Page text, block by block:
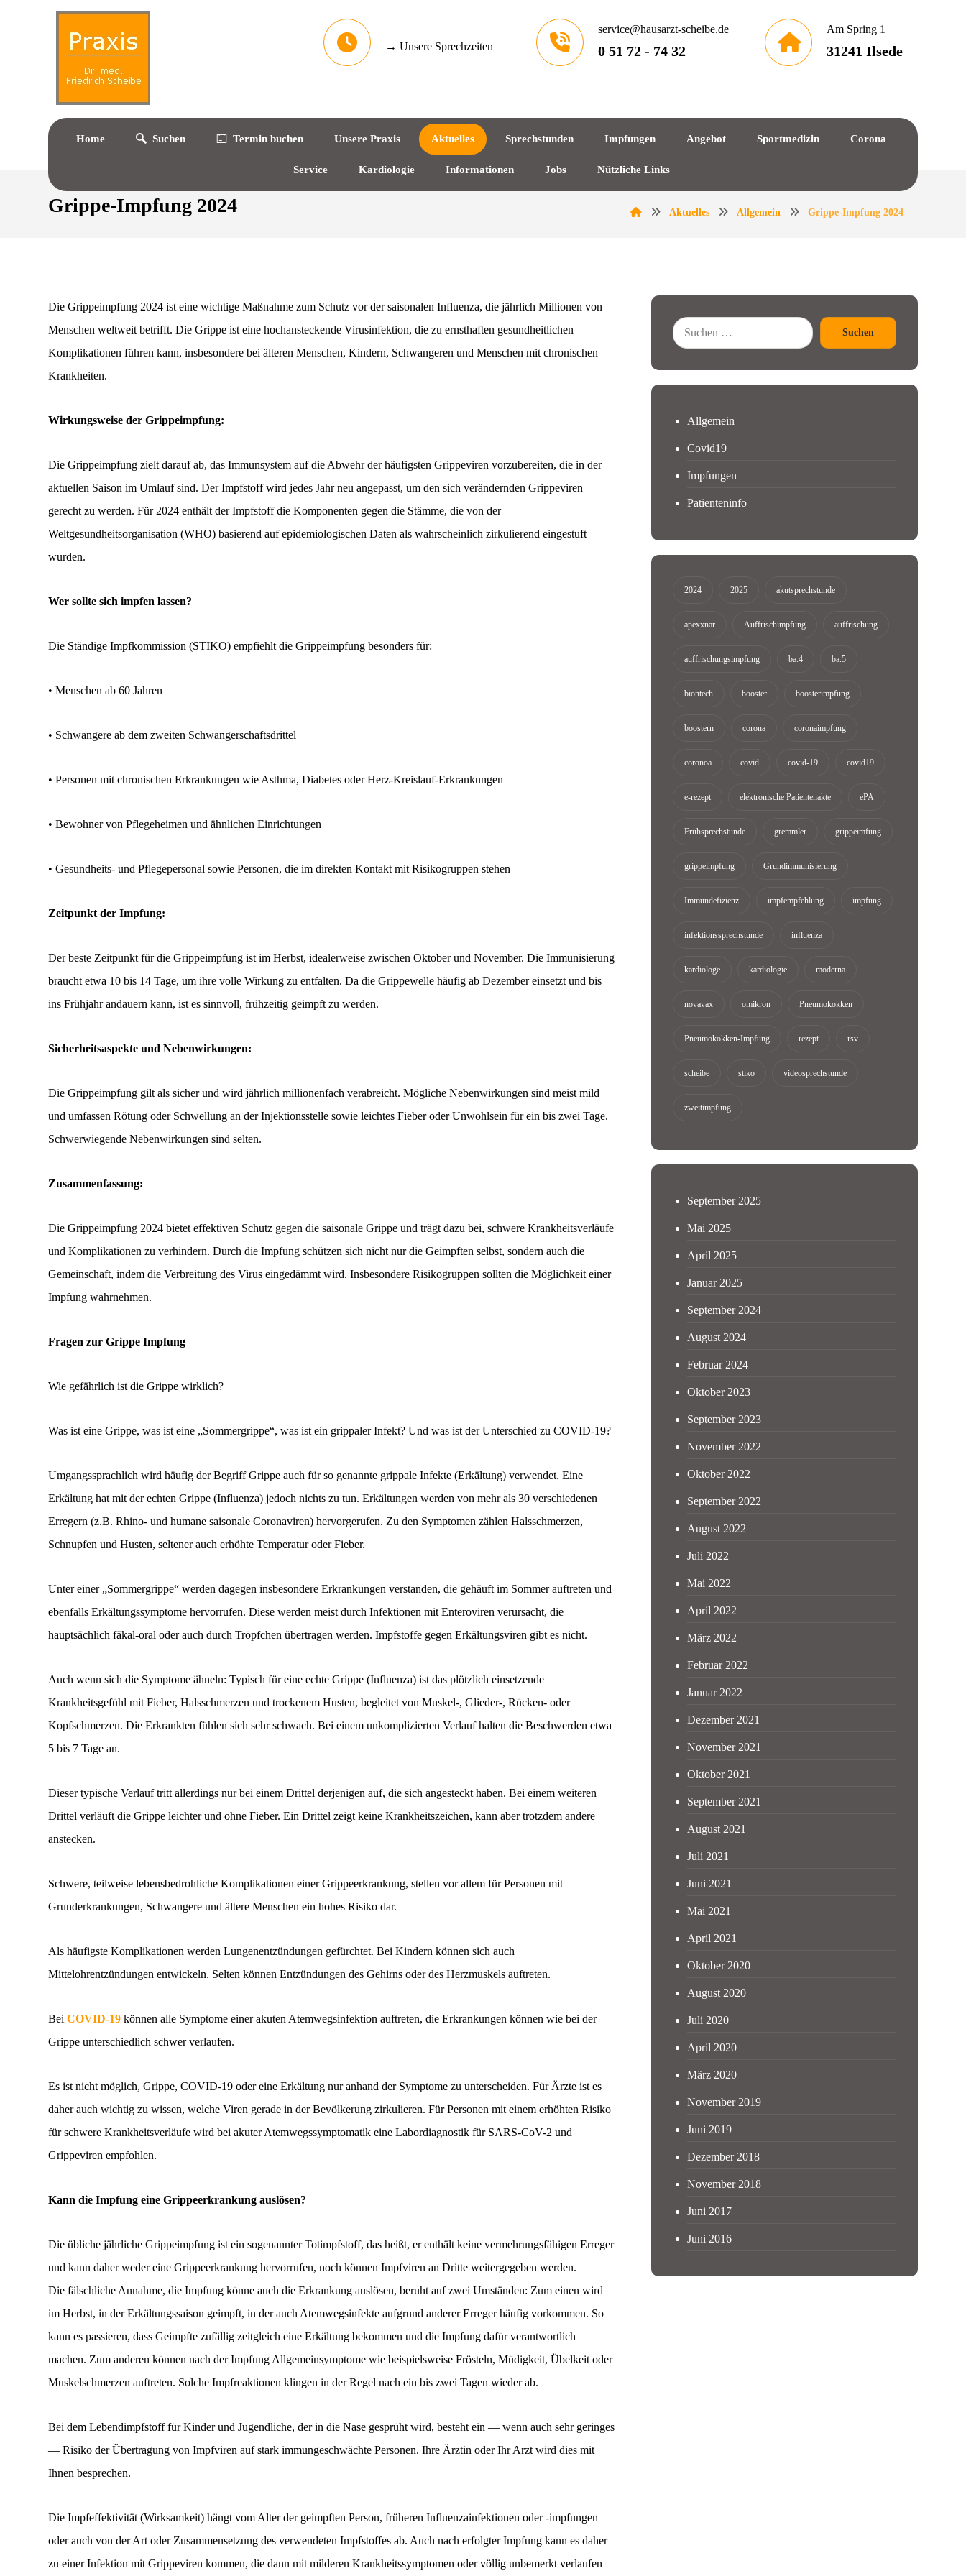
Am Spring 1
31241 Ilsede
service@hausarzt-scheibe.de
0 51 72 - 74 32
→ Unsere Sprechzeiten
Home Suchen Termin buchen Unsere Praxis Aktuelles Sprechstunden Impfungen Angebot Sportmedizin Corona
Service Kardiologie Informationen Jobs Nützliche Links
Grippe-Impfung 2024 Aktuelles Allgemein Grippe-Impfung 2024
Die Grippeimpfung 2024 ist eine wichtige Maßnahme zum Schutz vor der saisonalen Influenza, die jährlich Millionen von
Menschen weltweit betrifft. Die Grippe ist eine hochansteckende Virusinfektion, die zu ernsthaften gesundheitlichen
Komplikationen führen kann, insbesondere bei älteren Menschen, Kindern, Schwangeren und Menschen mit chronischen
Krankheiten.
Wirkungsweise der Grippeimpfung:
Die Grippeimpfung zielt darauf ab, das Immunsystem auf die Abwehr der häufigsten Grippeviren vorzubereiten, die in der
aktuellen Saison im Umlauf sind. Der Impfstoff wird jedes Jahr neu angepasst, um den sich verändernden Grippeviren
gerecht zu werden. Für 2024 enthält der Impfstoff die Komponenten gegen die Stämme, die von der
Weltgesundheitsorganisation (WHO) basierend auf epidemiologischen Daten als wahrscheinlich zirkulierend eingestuft
wurden.
Wer sollte sich impfen lassen?
Die Ständige Impfkommission (STIKO) empfiehlt die Grippeimpfung besonders für:
• Menschen ab 60 Jahren
• Schwangere ab dem zweiten Schwangerschaftsdrittel
• Personen mit chronischen Erkrankungen wie Asthma, Diabetes oder Herz-Kreislauf-Erkrankungen
• Bewohner von Pflegeheimen und ähnlichen Einrichtungen
• Gesundheits- und Pflegepersonal sowie Personen, die im direkten Kontakt mit Risikogruppen stehen
Zeitpunkt der Impfung:
Der beste Zeitpunkt für die Grippeimpfung ist im Herbst, idealerweise zwischen Oktober und November. Die Immunisierung
braucht etwa 10 bis 14 Tage, um ihre volle Wirkung zu entfalten. Da die Grippewelle häufig ab Dezember einsetzt und bis
ins Frühjahr andauern kann, ist es sinnvoll, frühzeitig geimpft zu werden.
Sicherheitsaspekte und Nebenwirkungen:
Die Grippeimpfung gilt als sicher und wird jährlich millionenfach verabreicht. Mögliche Nebenwirkungen sind meist mild
und umfassen Rötung oder Schwellung an der Injektionsstelle sowie leichtes Fieber oder Unwohlsein für ein bis zwei Tage.
Schwerwiegende Nebenwirkungen sind selten.
Zusammenfassung:
Die Grippeimpfung 2024 bietet effektiven Schutz gegen die saisonale Grippe und trägt dazu bei, schwere Krankheitsverläufe
und Komplikationen zu verhindern. Durch die Impfung schützen sich nicht nur die Geimpften selbst, sondern auch die
Gemeinschaft, indem die Verbreitung des Virus eingedämmt wird. Insbesondere Risikogruppen sollten die Möglichkeit einer
Impfung wahrnehmen.
Fragen zur Grippe Impfung
Wie gefährlich ist die Grippe wirklich?
Was ist eine Grippe, was ist eine „Sommergrippe“, was ist ein grippaler Infekt? Und was ist der Unterschied zu COVID-19?
Umgangssprachlich wird häufig der Begriff Grippe auch für so genannte grippale Infekte (Erkältung) verwendet. Eine
Erkältung hat mit der echten Grippe (Influenza) jedoch nichts zu tun. Erkältungen werden von mehr als 30 verschiedenen
Erregern (z.B. Rhino- und humane saisonale Coronaviren) hervorgerufen. Zu den Symptomen zählen Halsschmerzen,
Schnupfen und Husten, seltener auch erhöhte Temperatur oder Fieber.
Unter einer „Sommergrippe“ werden dagegen insbesondere Erkrankungen verstanden, die gehäuft im Sommer auftreten und
ebenfalls Erkältungssymptome hervorrufen. Diese werden meist durch Infektionen mit Enteroviren verursacht, die
hauptsächlich fäkal-oral oder auch durch Tröpfchen übertragen werden. Impfstoffe gegen Erkältungsviren gibt es nicht.
Auch wenn sich die Symptome ähneln: Typisch für eine echte Grippe (Influenza) ist das plötzlich einsetzende
Krankheitsgefühl mit Fieber, Halsschmerzen und trockenem Husten, begleitet von Muskel-, Glieder-, Rücken- oder
Kopfschmerzen. Die Erkrankten fühlen sich sehr schwach. Bei einem unkomplizierten Verlauf halten die Beschwerden etwa
5 bis 7 Tage an.
Dieser typische Verlauf tritt allerdings nur bei einem Drittel derjenigen auf, die sich angesteckt haben. Bei einem weiteren
Drittel verläuft die Grippe leichter und ohne Fieber. Ein Drittel zeigt keine Krankheitszeichen, kann aber trotzdem andere
anstecken.
Schwere, teilweise lebensbedrohliche Komplikationen einer Grippeerkrankung, stellen vor allem für Personen mit
Grunderkrankungen, Schwangere und ältere Menschen ein hohes Risiko dar.
Als häufigste Komplikationen werden Lungenentzündungen gefürchtet. Bei Kindern können sich auch
Mittelohrentzündungen entwickeln. Selten können Entzündungen des Gehirns oder des Herzmuskels auftreten.
BeiCOVID-19 können alle Symptome einer akuten Atemwegsinfektion auftreten, die Erkrankungen können wie bei der
Grippe unterschiedlich schwer verlaufen.
Es ist nicht möglich, Grippe, COVID-19 oder eine Erkältung nur anhand der Symptome zu unterscheiden. Für Ärzte ist es
daher auch wichtig zu wissen, welche Viren gerade in der Bevölkerung zirkulieren. Für Personen mit einem erhöhten Risiko
für schwere Krankheitsverläufe wird bei akuter Atemwegssymptomatik eine Labordiagnostik für SARS-CoV-2 und
Grippeviren empfohlen.
Kann die Impfung eine Grippeerkrankung auslösen?
Die übliche jährliche Grippeimpfung ist ein sogenannter Totimpfstoff, das heißt, er enthält keine vermehrungsfähigen Erreger
und kann daher weder eine Grippeerkrankung hervorrufen, noch können Impfviren an Dritte weitergegeben werden.
Die fälschliche Annahme, die Impfung könne auch die Erkrankung auslösen, beruht auf zwei Umständen: Zum einen wird
im Herbst, in der Erkältungssaison geimpft, in der auch Atemwegsinfekte aufgrund anderer Erreger häufig vorkommen. So
kann es passieren, dass Geimpfte zufällig zeitgleich eine Erkältung bekommen und die Impfung dafür verantwortlich
machen. Zum anderen können nach der Impfung Allgemeinsymptome wie beispielsweise Frösteln, Müdigkeit, Übelkeit oder
Muskelschmerzen auftreten. Solche Impfreaktionen klingen in der Regel nach ein bis zwei Tagen wieder ab.
Bei dem Lebendimpfstoff für Kinder und Jugendliche, der in die Nase gesprüht wird, besteht ein — wenn auch sehr geringes
— Risiko der Übertragung von Impfviren auf stark immungeschwächte Personen. Ihre Ärztin oder Ihr Arzt wird dies mit
Ihnen besprechen.
Die Impfeffektivität (Wirksamkeit) hängt vom Alter der geimpften Person, früheren Influenzainfektionen oder -impfungen
oder auch von der Art oder Zusammensetzung des verwendeten Impfstoffes ab. Auch nach erfolgter Impfung kann es daher
zu einer Infektion mit Grippeviren kommen, die dann mit milderen Krankheitssymptomen oder völlig unbemerkt verlaufen
Suchen
Allgemein
Covid19
Impfungen
Patienteninfo
2024 2025 akutsprechstunde
apexxnar Auffrischimpfung auffrischung
auffrischungsimpfung ba.4 ba.5
biontech booster boosterimpfung
boostern corona coronaimpfung
coronoa covid covid-19 covid19
e-rezept elektronische Patientenakte ePA
Frühsprechstunde gremmler grippeimfung
grippeimpfung Grundimmunisierung
Immundefizienz impfempfehlung impfung
infektionssprechstunde influenza
kardiologe kardiologie moderna
novavax omikron Pneumokokken
Pneumokokken-Impfung rezept rsv
scheibe stiko videosprechstunde
zweitimpfung
September 2025
Mai 2025
April 2025
Januar 2025
September 2024
August 2024
Februar 2024
Oktober 2023
September 2023
November 2022
Oktober 2022
September 2022
August 2022
Juli 2022
Mai 2022
April 2022
März 2022
Februar 2022
Januar 2022
Dezember 2021
November 2021
Oktober 2021
September 2021
August 2021
Juli 2021
Juni 2021
Mai 2021
April 2021
Oktober 2020
August 2020
Juli 2020
April 2020
März 2020
November 2019
Juni 2019
Dezember 2018
November 2018
Juni 2017
Juni 2016